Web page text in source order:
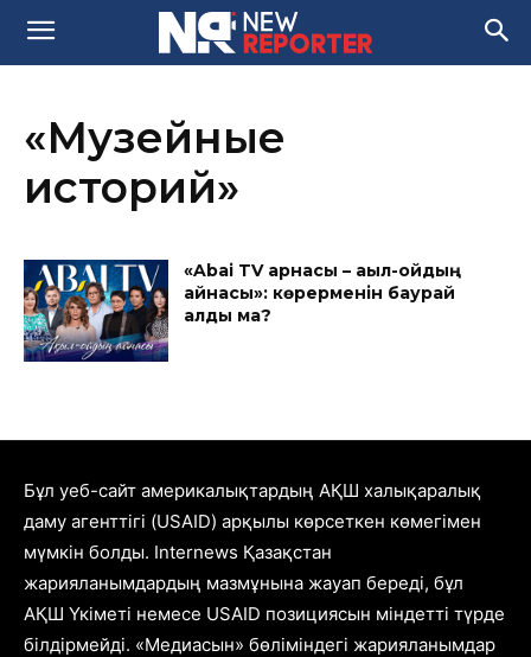
«Музейные
историй»
«Abai TV арнасы – ақыл-ойдың
айнасы»: көрерменін баурай
алды ма?
Бұл уеб-сайт америкалықтардың АҚШ халықаралық
даму агенттігі (USAID) арқылы көрсеткен көмегімен
мүмкін болды. Internews Қазақстан
жарияланымдардың мазмұнына жауап береді, бұл
АҚШ Үкіметі немесе USAID позициясын міндетті түрде
білдірмейді. «Медиасын» бөліміндегі жарияланымдар